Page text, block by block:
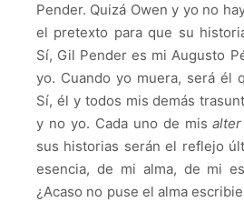
Pender. Quizá Owen y yo no
el pretexto para que su
Sí, Gil Pender es mi Augusto
yo. Cuando yo muera, será él
Sí, él y todos mis demás
y no yo. Cada uno de mis
sus historias serán el reflejo
esencia, de mi alma, de mi
¿Acaso no puse el alma